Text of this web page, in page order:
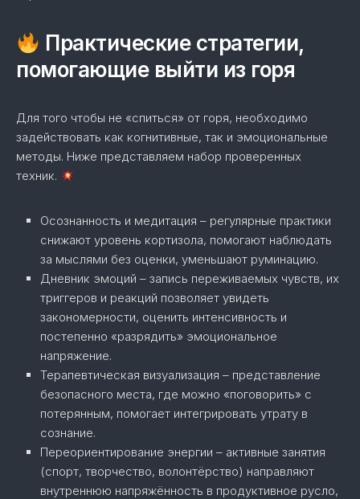
Практические стратегии,
помогающие выйти из горя
Для того чтобы не «спиться» от горя, необходимо
задействовать как когнитивные, так и эмоциональные
методы. Ниже представляем набор проверенных
техник.
Осознанность и медитация – регулярные практики
снижают уровень кортизола, помогают наблюдать
за мыслями без оценки, уменьшают руминацию.
Дневник эмоций – запись переживаемых чувств, их
триггеров и реакций позволяет увидеть
закономерности, оценить интенсивность и
постепенно «разрядить» эмоциональное
напряжение.
Терапевтическая визуализация – представление
безопасного места, где можно «поговорить» с
потерянным, помогает интегрировать утрату в
сознание.
Переориентирование энергии – активные занятия
(спорт, творчество, волонтёрство) направляют
внутреннюю напряжённость в продуктивное русло,